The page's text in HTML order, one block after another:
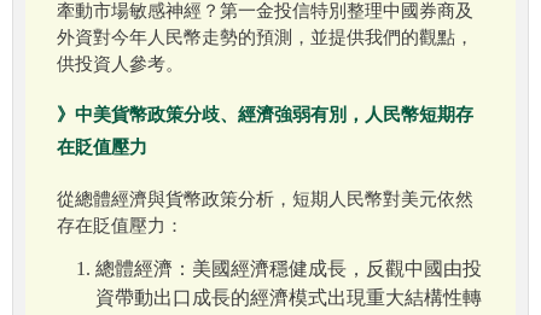
牽動市場敏感神經？第一金投信特別整理中國券商及
外資對今年人民幣走勢的預測，並提供我們的觀點，
供投資人參考。
》中美貨幣政策分歧、經濟強弱有別，人民幣短期存
在貶值壓力
從總體經濟與貨幣政策分析，短期人民幣對美元依然
存在貶值壓力：
總體經濟：美國經濟穩健成長，反觀中國由投
資帶動出口成長的經濟模式出現重大結構性轉